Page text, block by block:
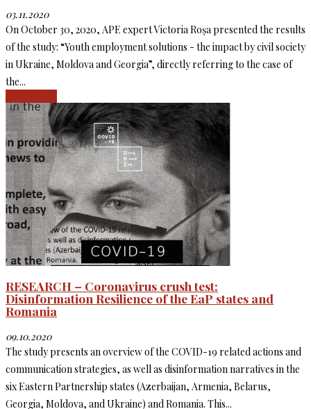
03.11.2020
On October 30, 2020, APE expert Victoria Roșa presented the results
of the study: “Youth employment solutions - the impact by civil society
in Ukraine, Moldova and Georgia”, directly referring to the case of
the...
RESEARCH – Coronavirus crush test:
Disinformation Resilience of the EaP states and
Romania
09.10.2020
The study presents an overview of the COVID-19 related actions and
communication strategies, as well as disinformation narratives in the
six Eastern Partnership states (Azerbaijan, Armenia, Belarus,
Georgia, Moldova, and Ukraine) and Romania. This...